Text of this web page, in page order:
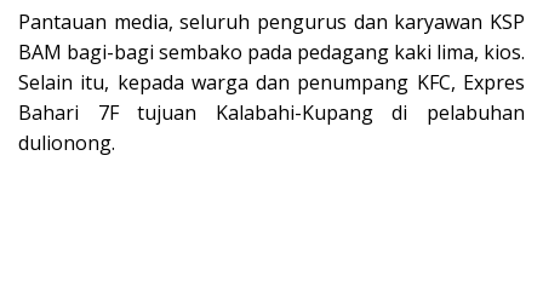
Pantauan media, seluruh pengurus dan karyawan KSP
BAM bagi-bagi sembako pada pedagang kaki lima, kios.
Selain itu, kepada warga dan penumpang KFC, Expres
Bahari 7F tujuan Kalabahi-Kupang di pelabuhan
dulionong.